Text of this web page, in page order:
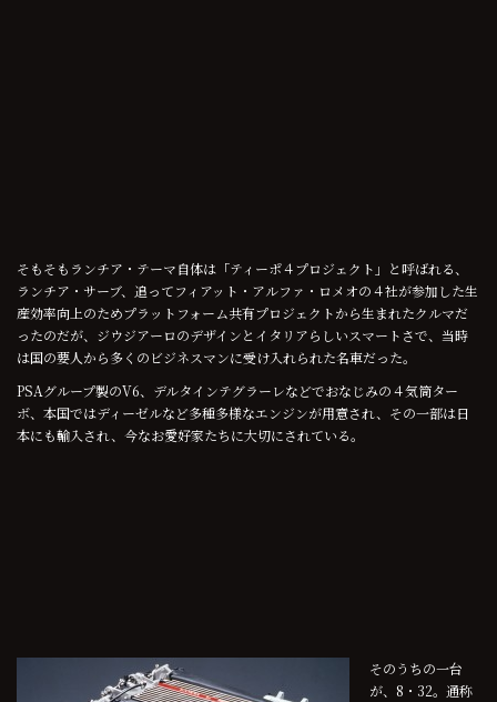
そもそもランチア・テーマ自体は「ティーポ４プロジェクト」と呼ばれる、
ランチア・サーブ、追ってフィアット・アルファ・ロメオの４社が参加した生
産効率向上のためプラットフォーム共有プロジェクトから生まれたクルマだ
ったのだが、ジウジアーロのデザインとイタリアらしいスマートさで、当時
は国の要人から多くのビジネスマンに受け入れられた名車だった。
PSAグループ製のV6、デルタインテグラーレなどでおなじみの４気筒ター
ボ、本国ではディーゼルなど多種多様なエンジンが用意され、その一部は日
本にも輸入され、今なお愛好家たちに大切にされている。
そのうちの一台
が、8・32。通称